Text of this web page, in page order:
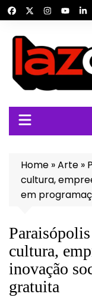
para
conteúdo
Home »Arte »
cultura,
em
cultura,
inovação
gratuita